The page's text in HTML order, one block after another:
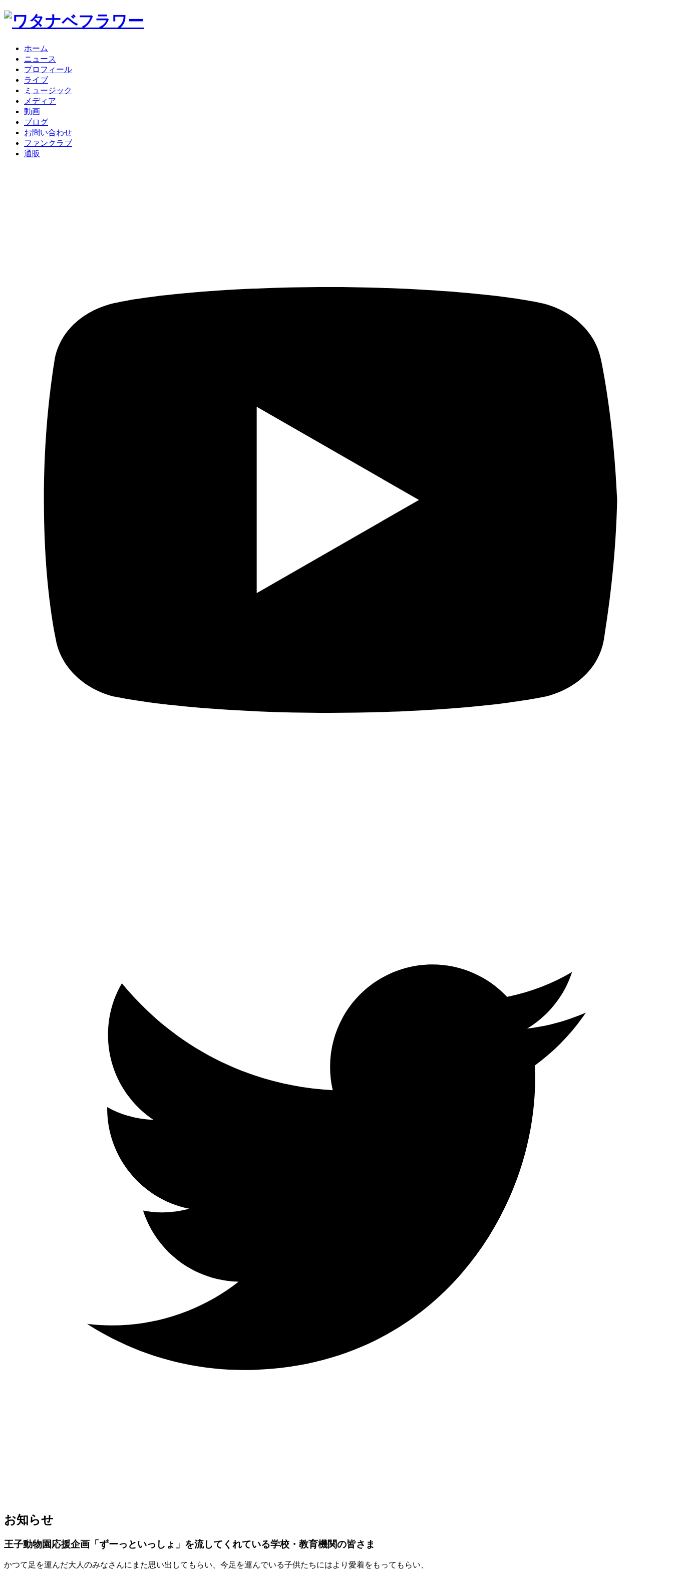
ホーム
ニュース
プロフィール
ライブ
ミュージック
メディア
動画
ブログ
お問い合わせ
ファンクラブ
通販
お知らせ
王子動物園応援企画「ずーっといっしょ」を流してくれている学校・教育機関の皆さま
かつて足を運んだ大人のみなさんにまた思い出してもらい、今足を運んでいる子供たちにはより愛着をもってもらい、